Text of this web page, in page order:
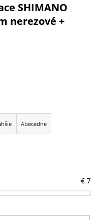
SHIMANO
nerezové +
Abecedne
€ 7